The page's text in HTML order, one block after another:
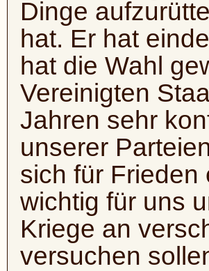
Dinge
hat. Er hat
hat die Wahl
Vereinigten
Jahren sehr
unserer
sich für Frieden
wichtig für uns
Kriege an
versuchen